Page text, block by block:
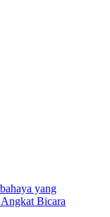
yang
Bicara